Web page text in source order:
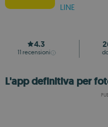
LINE
4.3
11 recensioni
L'app definitiva per